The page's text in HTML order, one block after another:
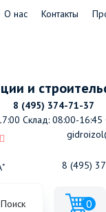
О нас Контакты
и
8 (495) 374-71-37
Склад: 08:00-16:45
8 (495)
Поиск 0